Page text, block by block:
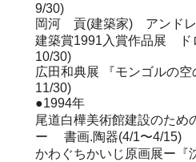
9/30)
岡河 貢(建築家) アンドレ
建築賞1991入賞作品展 ド
10/30)
広田和典展 『モンゴルの
11/30)
●1994年
尾道白樺美術館建設のため
ー 書画.陶器(4/1〜4/15)
かわぐちかいじ原画展ー『